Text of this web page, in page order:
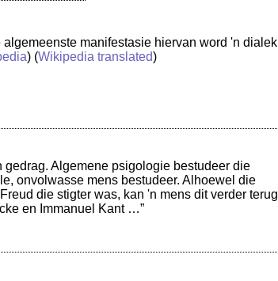
manifestasie hiervan word 'n dialek
) (Wikipedia translated)
Algemene psigologie bestudeer die
onvolwasse mens bestudeer. Alhoewel die
die stigter was, kan 'n mens dit verder terug
en Immanuel Kant …”